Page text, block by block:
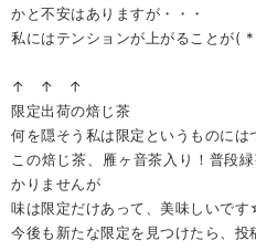
かと不安はありますが・・・
私にはテンションが上がることが(
↑ ↑ ↑
限定出荷の焙じ茶
何を隠そう私は限定というものには
この焙じ茶、雁ヶ音茶入り！普段
かりませんが
味は限定だけあって、美味しいで
今後も新たな限定を見つけたら、投